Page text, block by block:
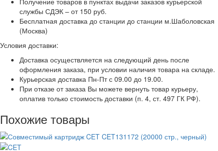
службы СДЭК – от 150 руб.
Бесплатная доставка до станции до станции м.Шаболовская
(Москва)
Условия доставки:
Доставка осуществляется на следующий день после
оформления заказа, при условии наличия товара на складе.
Курьерская доставка Пн-Пт с 09.00 до 19.00.
При отказе от заказа Вы можете вернуть товар курьеру,
оплатив только стоимость доставки (п. 4, ст. 497 ГК РФ).
Похожие товары